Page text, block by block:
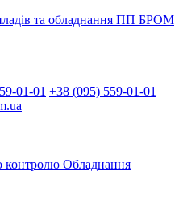
01-01 +38 (095) 559-01-01
контролю Обладнання